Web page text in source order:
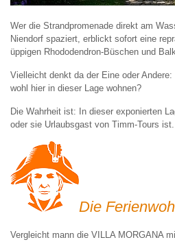
Wer die Strandpromenade direkt am
Niendorf spaziert, erblickt sofort eine
üppigen Rhododendron-Büschen und
Vielleicht denkt da der Eine oder
wohl hier in dieser Lage wohnen?
Die Wahrheit ist: In dieser exponierten
oder sie Urlaubsgast von Timm-Tours ist.
Die
Vergleicht mann die VILLA MORGANA